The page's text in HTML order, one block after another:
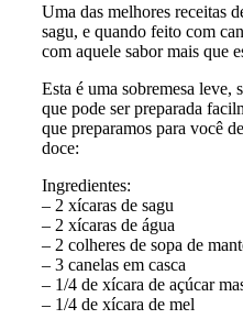
Uma das melhores receitas
sagu, e quando feito com
com aquele sabor mais que
Esta é uma sobremesa leve,
que pode ser preparada
que preparamos para você
doce:
Ingredientes:
– 2 xícaras de sagu
– 2 xícaras de água
– 2 colheres de sopa de
– 3 canelas em casca
– 1/4 de xícara de açúcar
– 1/4 de xícara de mel